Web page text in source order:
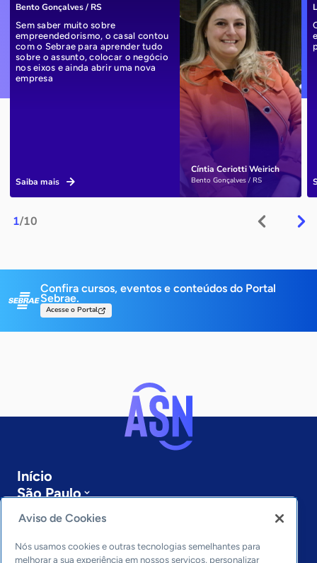
1/10
Cíntia Ceriotti Weirich
Bento Gonçalves / RS
Bento Gonçalves / RS
Sem saber muito sobre
empreendedorismo, o casal contou
com o Sebrae para aprender tudo
sobre o assunto, colocar o negócio
nos eixos e ainda abrir uma nova
empresa
Saiba mais
Confira cursos, eventos e conteúdos do Portal
Sebrae.
Acesse o Portal
Início
São Paulo
Sobre a ASN
Últimas notícias
Entre em contato
Aviso de Cookies
Nós usamos cookies e outras tecnologias semelhantes para
melhorar a sua experiência em nossos serviços, personalizar